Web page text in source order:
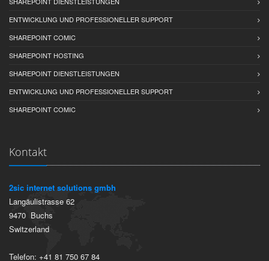
ENTWICKLUNG UND PROFESSIONELLER SUPPORT
SHAREPOINT COMIC
SHAREPOINT HOSTING
SHAREPOINT DIENSTLEISTUNGEN
ENTWICKLUNG UND PROFESSIONELLER SUPPORT
SHAREPOINT COMIC
Kontakt
2sic internet solutions gmbh
Langäulistrasse 62
9470 Buchs
Switzerland
Telefon: +41 81 750 67 84